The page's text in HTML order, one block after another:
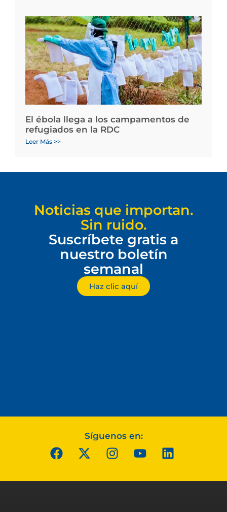
El ébola llega a los campamentos de
refugiados en la RDC
Leer Más >>
Noticias que importan.
Sin ruido.
Suscríbete gratis a
nuestro boletín
semanal
Haz clic aquí
Síguenos en: